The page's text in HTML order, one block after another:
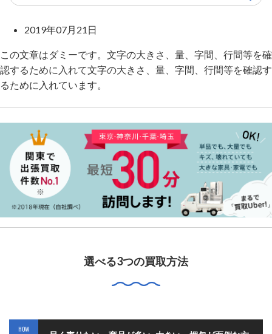
2019年07月21日
この文章はダミーです。文字の大きさ、量、字間、行間等を確
認するために入れて文字の大きさ、量、字間、行間等を確認す
るために入れています。
選べる3つの買取方法
HOW